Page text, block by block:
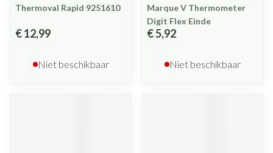
Thermoval Rapid 9251610
€ 12,99
Niet beschikbaar
Marque V Thermometer
Digit Flex Einde
€ 5,92
Niet beschikbaar